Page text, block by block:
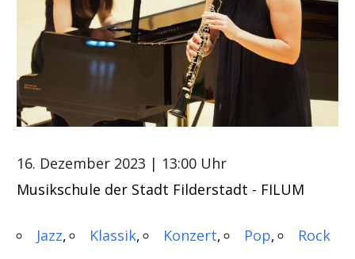
16. Dezember 2023 | 13:00 Uhr
Musikschule der Stadt Filderstadt - FILUM
Jazz Klassik Konzert Pop Rock